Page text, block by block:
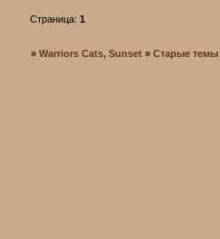
Страница:1
»Warriors Cats, Sunset »Старые темы